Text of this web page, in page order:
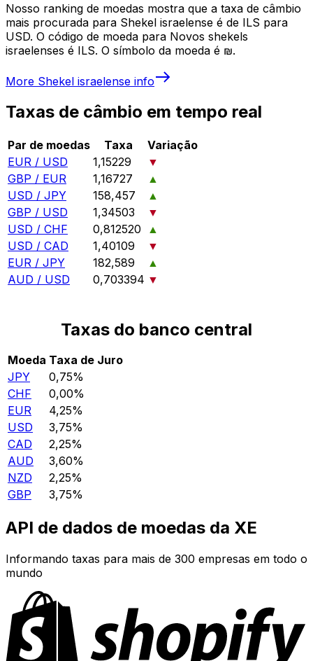
Nosso ranking de moedas mostra que a taxa de câmbio
mais procurada para Shekel israelense é de ILS para
USD. O código de moeda para Novos shekels
israelenses é ILS. O símbolo da moeda é ₪.
More Shekel israelense info
Taxas de câmbio em tempo real
Par de moedas Taxa
Variação
EUR / USD
1,15229
▼
GBP / EUR
1,16727
▲
USD / JPY
158,457
▲
GBP / USD
1,34503
▼
USD / CHF
0,812520
▲
USD / CAD
1,40109
▼
EUR / JPY
182,589
▲
AUD / USD
0,703394 ▼
Taxas do banco central
Moeda Taxa de Juro
JPY
0,75%
CHF
0,00%
EUR
4,25%
USD
3,75%
CAD
2,25%
AUD
3,60%
NZD
2,25%
GBP
3,75%
API de dados de moedas da XE
Informando taxas para mais de 300 empresas em todo o
mundo